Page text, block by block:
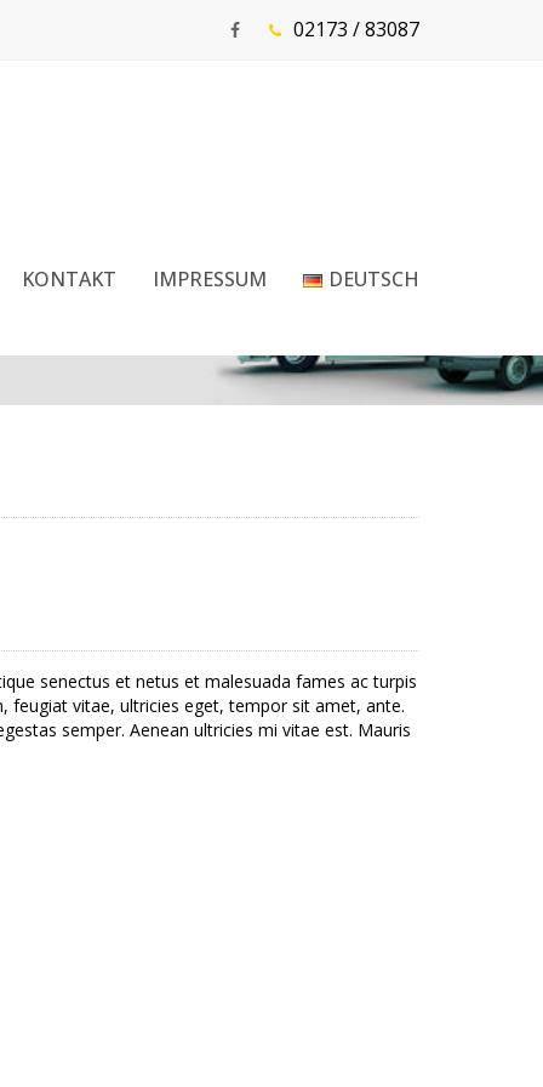
02173 / 83087
KONTAKT IMPRESSUM DEUTSCH
senectus et netus et malesuada fames ac turpis
feugiat vitae, ultricies eget, tempor sit amet, ante.
semper. Aenean ultricies mi vitae est. Mauris